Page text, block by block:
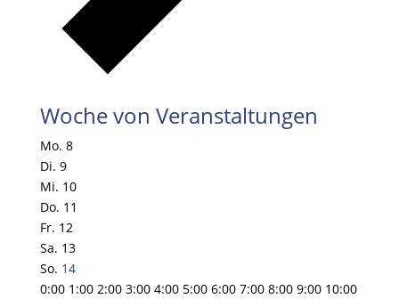
Woche von Veranstaltungen
Mo. 8
Di. 9
Mi. 10
Do. 11
Fr. 12
Sa. 13
So. 14
0:00 1:00 2:00 3:00 4:00 5:00 6:00 7:00 8:00 9:00 10:00